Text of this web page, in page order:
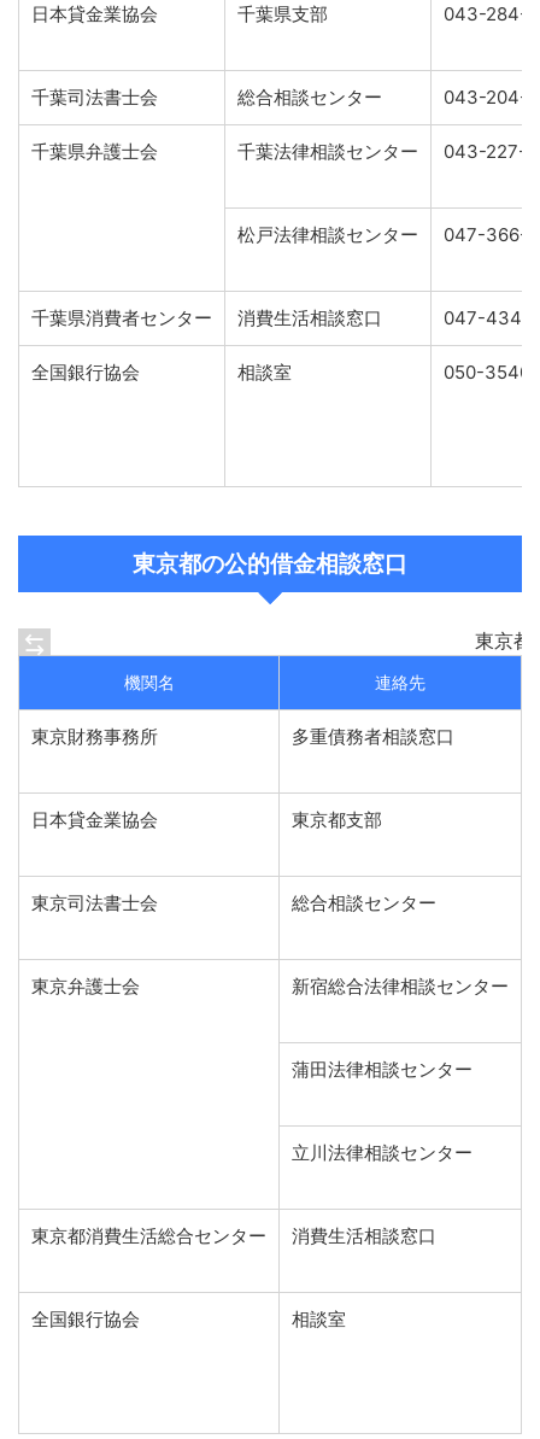
日本貸金業協会 千葉県支部 043-284-
千葉司法書士会 総合相談センター 043-204-
千葉県弁護士会 千葉法律相談センター 043-227-
松戸法律相談センター 047-366-
千葉県消費者センター 消費生活相談窓口 047-434-
全国銀行協会 相談室 050-
東京都の公的借金相談窓口
東京都
機関名 連絡先
東京財務事務所 多重債務者相談窓口
日本貸金業協会 東京都支部
東京司法書士会 総合相談センター
東京弁護士会 新宿総合法律相談センター
蒲田法律相談センター
立川法律相談センター
東京都消費生活総合センター 消費生活相談窓口
全国銀行協会 相談室